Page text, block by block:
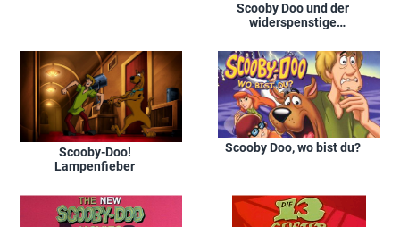
Scooby Doo und der
widerspenstige
Scooby-Doo!
Lampenfieber
Scooby Doo, wo bist du?